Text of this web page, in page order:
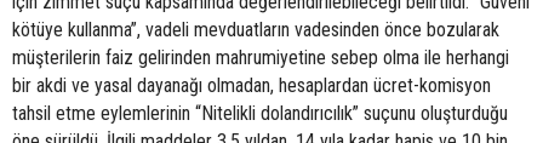
kötüye kullanma”, vadeli mevduatların vadesinden önce bozularak
müşterilerin faiz gelirinden mahrumiyetine sebep olma ile herhangi
bir akdi ve yasal dayanağı olmadan, hesaplardan ücret-komisyon
tahsil etme eylemlerinin “Nitelikli dolandırıcılık” suçunu oluşturduğu